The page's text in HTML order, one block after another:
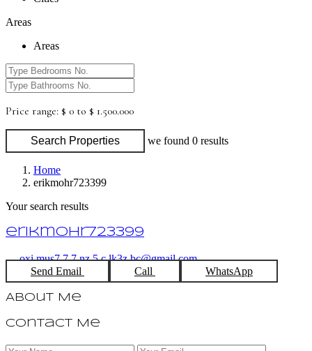
Areas
Areas
Price range: $ 0 to $ 1.500.000
Search Properties we found 0 results
Home
erikmohr723399
Your search results
erikmohr723399
oxi.mus7.7.7.nz.5.c.lk3z.bc@gmail.com
Send Email
Call WhatsApp
About Me
Contact Me